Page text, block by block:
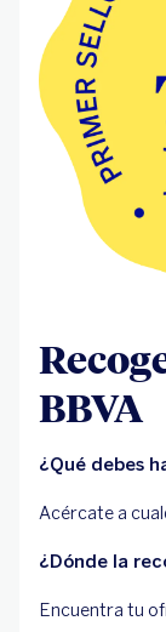
BBVA
¿Qué debes
Acércate a
¿Dónde la
Encuentra tu